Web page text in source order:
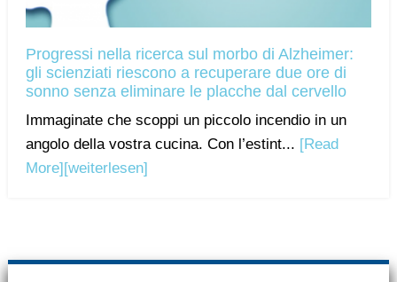
Progressi nella ricerca sul morbo di Alzheimer:
gli scienziati riescono a recuperare due ore di
sonno senza eliminare le placche dal cervello
Immaginate che scoppi un piccolo incendio in un
angolo della vostra cucina. Con l’estint... [Read
More][weiterlesen]